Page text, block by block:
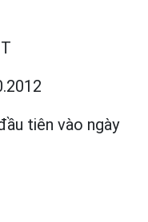
tiên vào ngày